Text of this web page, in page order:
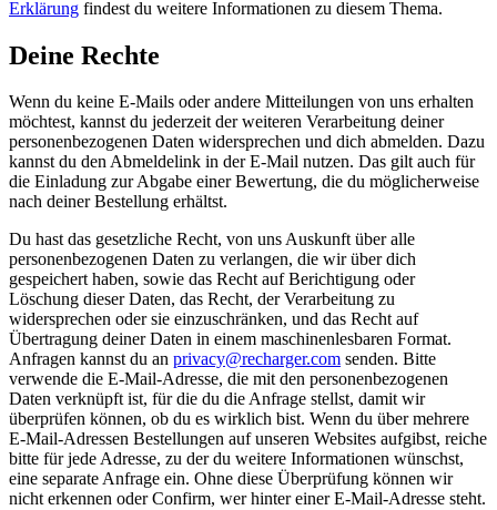
Erklärung findest du weitere Informationen zu diesem Thema.
Deine Rechte
Wenn du keine E-Mails oder andere Mitteilungen von uns erhalten
möchtest, kannst du jederzeit der weiteren Verarbeitung deiner
personenbezogenen Daten widersprechen und dich abmelden. Dazu
kannst du den Abmeldelink in der E-Mail nutzen. Das gilt auch für
die Einladung zur Abgabe einer Bewertung, die du möglicherweise
nach deiner Bestellung erhältst.
Du hast das gesetzliche Recht, von uns Auskunft über alle
personenbezogenen Daten zu verlangen, die wir über dich
gespeichert haben, sowie das Recht auf Berichtigung oder
Löschung dieser Daten, das Recht, der Verarbeitung zu
widersprechen oder sie einzuschränken, und das Recht auf
Übertragung deiner Daten in einem maschinenlesbaren Format.
Anfragen kannst du an privacy@recharger.com senden. Bitte
verwende die E-Mail-Adresse, die mit den personenbezogenen
Daten verknüpft ist, für die du die Anfrage stellst, damit wir
überprüfen können, ob du es wirklich bist. Wenn du über mehrere
E-Mail-Adressen Bestellungen auf unseren Websites aufgibst, reiche
bitte für jede Adresse, zu der du weitere Informationen wünschst,
eine separate Anfrage ein. Ohne diese Überprüfung können wir
nicht erkennen oder Confirm, wer hinter einer E-Mail-Adresse steht.